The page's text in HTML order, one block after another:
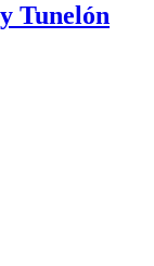
Tunelón